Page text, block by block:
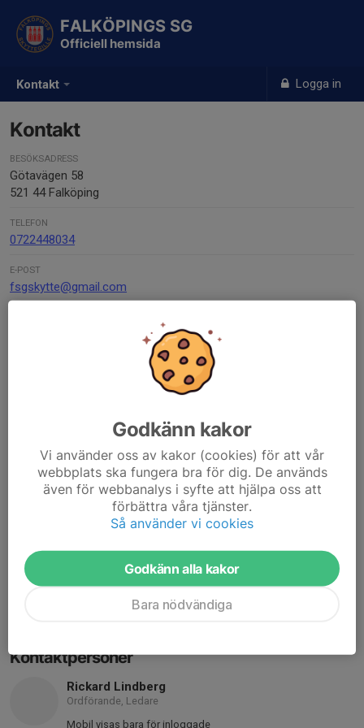
Kontakt Logga in
FALKÖPINGS SG
Officiell hemsida
Kontakt
BESÖKSADRESS
Götavägen 58
521 44 Falköping
TELEFON
0722448034
E-POST
fsgskytte@gmail.com
MEJLA PDF-FAKTUROR TILL
fsgrobbin@gmail.com
FÖRENINGSNUMMER
867800-6555
Kontaktpersoner
Rickard Lindberg
Ordförande, Ledare
Mobil visas bara för inloggade
Godkänn kakor
Vi använder oss av kakor (cookies) för att vår
webbplats ska fungera bra för dig. De används
även för webbanalys i syfte att hjälpa oss att
förbättra våra tjänster.
Så använder vi cookies
Godkänn alla kakor
Bara nödvändiga